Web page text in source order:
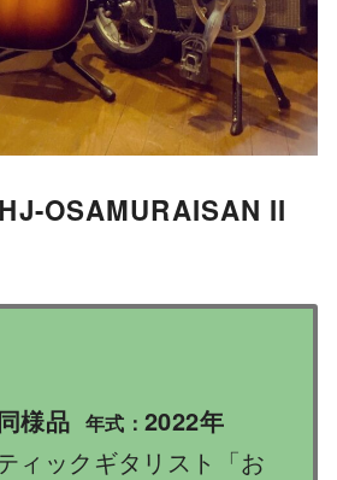
OSAMURAISAN II
様品 年式： 2022年
ィックギタリスト「お